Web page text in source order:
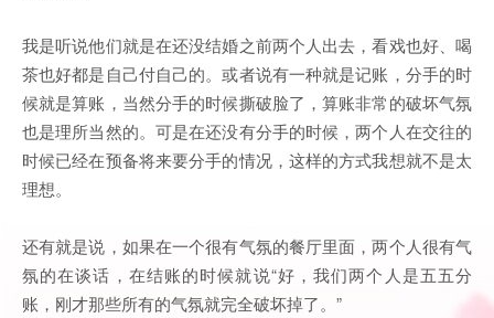
我是听说他们就是在还没结婚之前两个人出去，看戏也好、喝
茶也好都是自己付自己的。或者说有一种就是记账，分手的时
候就是算账，当然分手的时候撕破脸了，算账非常的破坏气氛
也是理所当然的。可是在还没有分手的时候，两个人在交往的
时候已经在预备将来要分手的情况，这样的方式我想就不是太
理想。
还有就是说，如果在一个很有气氛的餐厅里面，两个人很有气
氛的在谈话，在结账的时候就说“好，我们两个人是五五分
账，刚才那些所有的气氛就完全破坏掉了。”